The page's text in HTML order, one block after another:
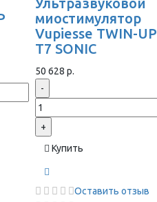
миостимулятор
Vupiesse TWIN-UP
T7 SONIC
50 628 р.
-
+
Купить
Оставить отзыв